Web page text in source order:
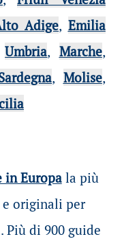
Adige, Emilia
Umbria, Marche,
, Molise,
in Europala più
originali per
di 900 guide